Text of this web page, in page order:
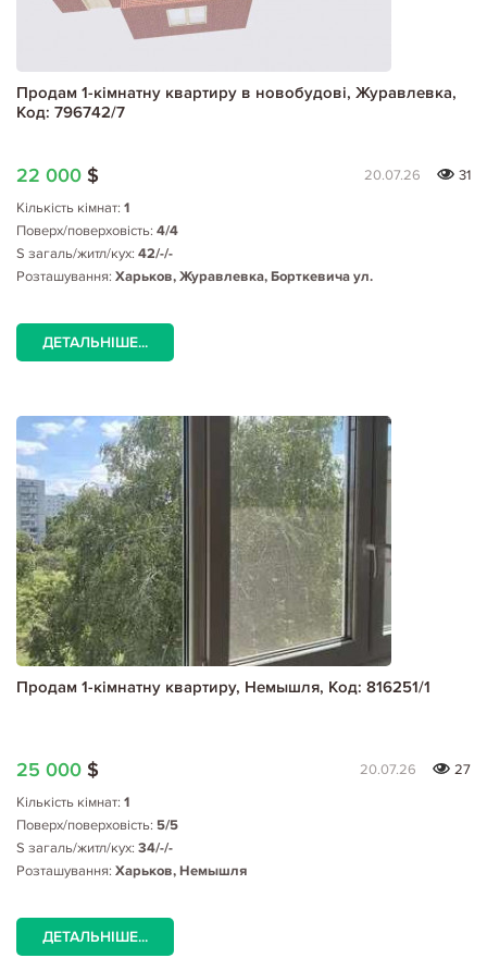
Продам 1-кімнатну квартиру в новобудові, Журавлевка,
Код: 796742/7
22 000 $ 20.07.26
31
Кількість кімнат: 1
Поверх/поверховість: 4/4
S загаль/житл/кух: 42/-/-
Розташування: Харьков, Журавлевка, Борткевича ул.
ДЕТАЛЬНІШЕ...
Продам 1-кімнатну квартиру, Немышля, Код: 816251/1
25 000 $ 20.07.26
27
Кількість кімнат: 1
Поверх/поверховість: 5/5
S загаль/житл/кух: 34/-/-
Розташування: Харьков, Немышля
ДЕТАЛЬНІШЕ...